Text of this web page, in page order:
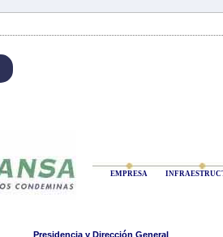
EMPRESA
Presidencia y Dirección General